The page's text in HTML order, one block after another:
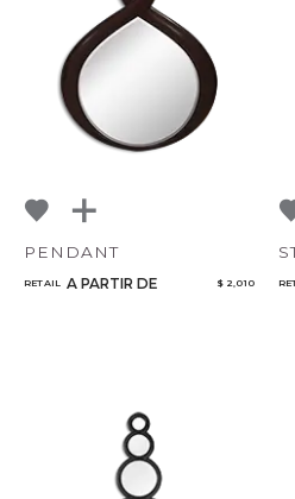
NoName
PENDANT
RETAIL A PARTIR DE $ 2,010
Añadir a